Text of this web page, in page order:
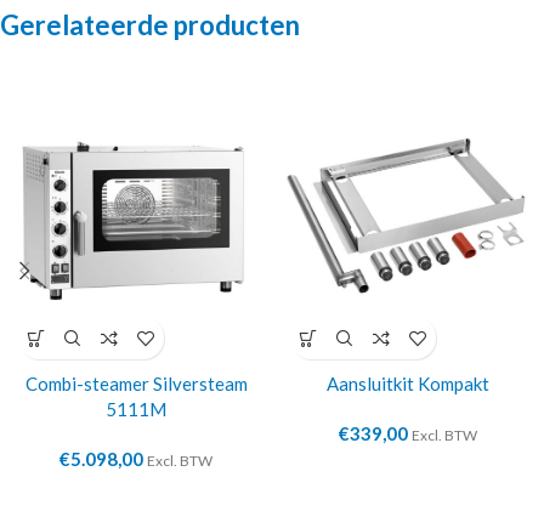
Gerelateerde producten
Combi-steamer Silversteam
5111M
€5.098,00 Excl. BTW
Aansluitkit Kompakt
€339,00 Excl. BTW